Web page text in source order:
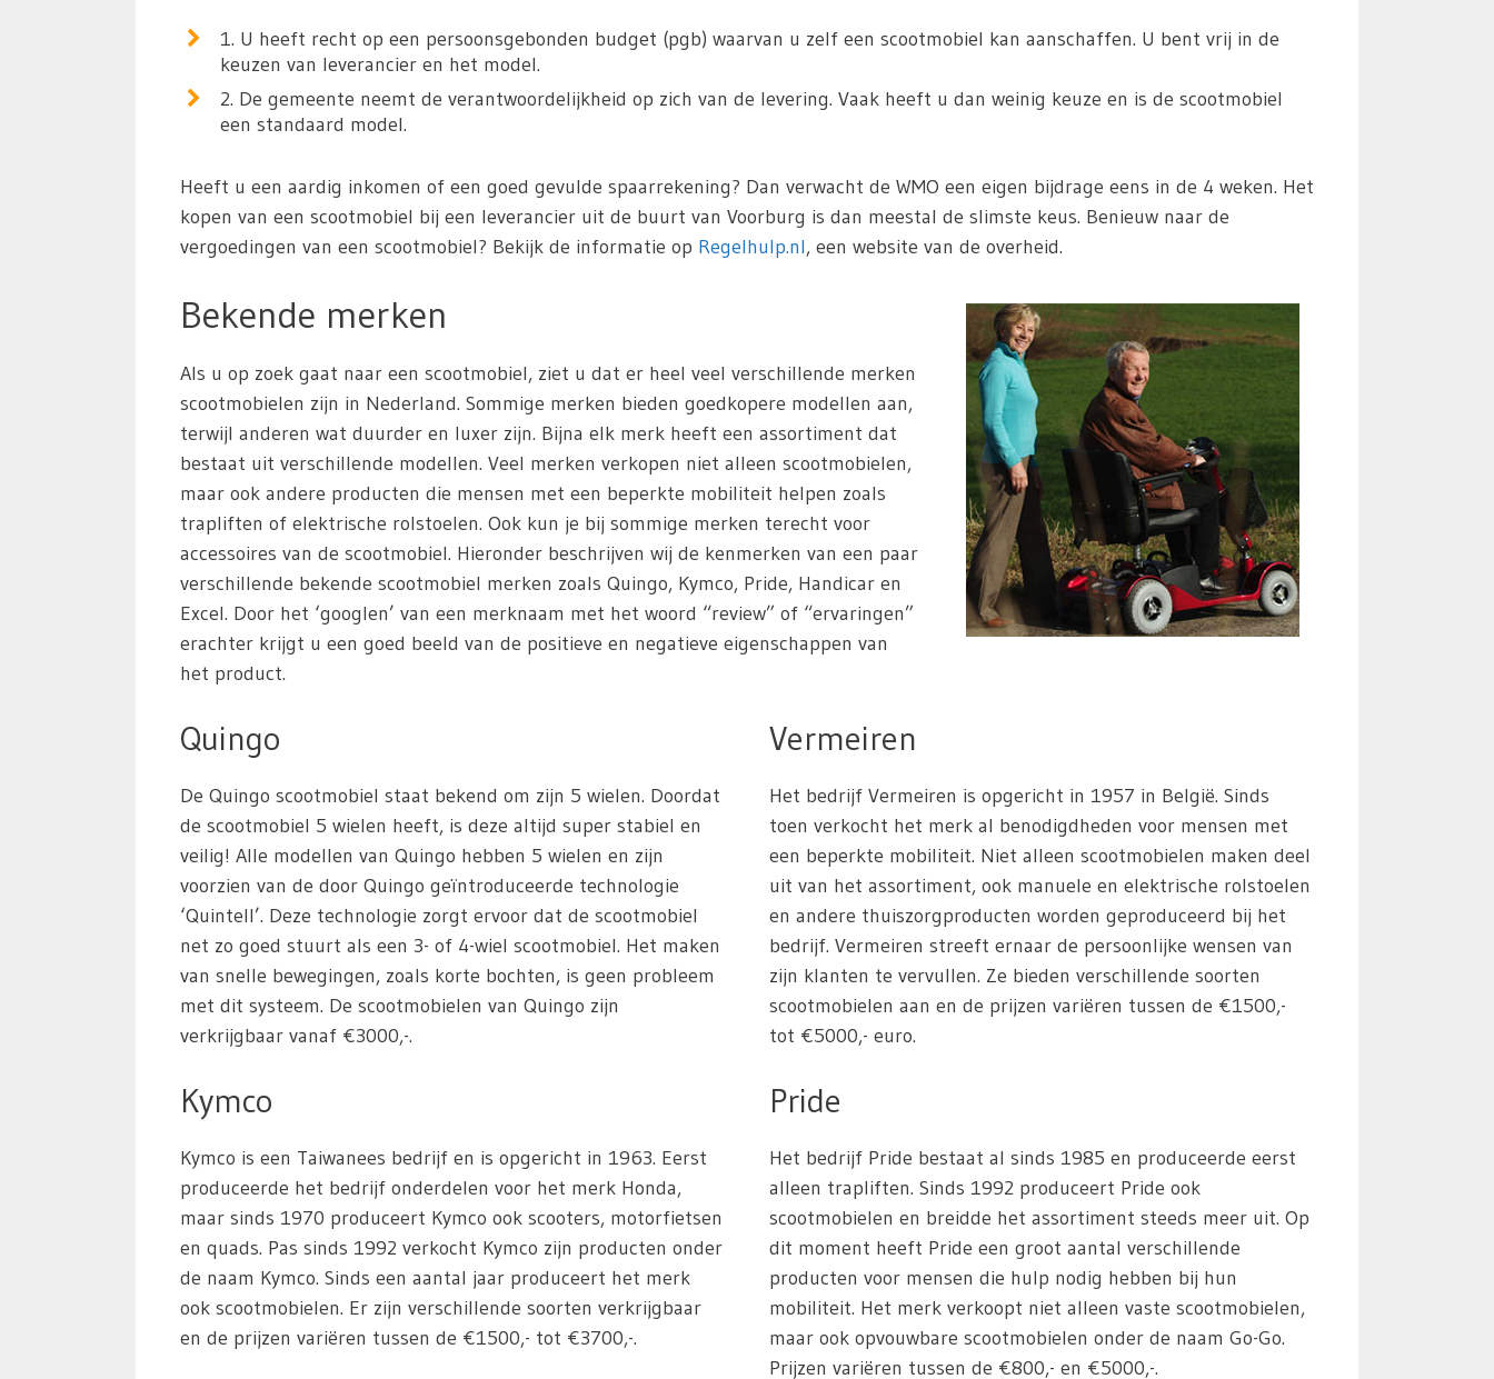
1. U heeft recht op een persoonsgebonden budget (pgb) waarvan u zelf een scootmobiel kan aanschaffen. U bent vrij in de
keuzen van leverancier en het model.
2. De gemeente neemt de verantwoordelijkheid op zich van de levering. Vaak heeft u dan weinig keuze en is de scootmobiel
een standaard model.
Heeft u een aardig inkomen of een goed gevulde spaarrekening? Dan verwacht de WMO een eigen bijdrage eens in de 4 weken. Het
kopen van een scootmobiel bij een leverancier uit de buurt van Voorburg is dan meestal de slimste keus. Benieuw naar de
vergoedingen van een scootmobiel? Bekijk de informatie op Regelhulp.nl, een website van de overheid.
Bekende merken
Als u op zoek gaat naar een scootmobiel, ziet u dat er heel veel verschillende merken
scootmobielen zijn in Nederland. Sommige merken bieden goedkopere modellen aan,
terwijl anderen wat duurder en luxer zijn. Bijna elk merk heeft een assortiment dat
bestaat uit verschillende modellen. Veel merken verkopen niet alleen scootmobielen,
maar ook andere producten die mensen met een beperkte mobiliteit helpen zoals
trapliften of elektrische rolstoelen. Ook kun je bij sommige merken terecht voor
accessoires van de scootmobiel. Hieronder beschrijven wij de kenmerken van een paar
verschillende bekende scootmobiel merken zoals Quingo, Kymco, Pride, Handicar en
Excel. Door het ‘googlen’ van een merknaam met het woord “review” of “ervaringen”
erachter krijgt u een goed beeld van de positieve en negatieve eigenschappen van
het product.
Quingo
De Quingo scootmobiel staat bekend om zijn 5 wielen. Doordat
de scootmobiel 5 wielen heeft, is deze altijd super stabiel en
veilig! Alle modellen van Quingo hebben 5 wielen en zijn
voorzien van de door Quingo geïntroduceerde technologie
‘Quintell’. Deze technologie zorgt ervoor dat de scootmobiel
net zo goed stuurt als een 3- of 4-wiel scootmobiel. Het maken
van snelle bewegingen, zoals korte bochten, is geen probleem
met dit systeem. De scootmobielen van Quingo zijn
verkrijgbaar vanaf €3000,-.
Vermeiren
Het bedrijf Vermeiren is opgericht in 1957 in België. Sinds
toen verkocht het merk al benodigdheden voor mensen met
een beperkte mobiliteit. Niet alleen scootmobielen maken deel
uit van het assortiment, ook manuele en elektrische rolstoelen
en andere thuiszorgproducten worden geproduceerd bij het
bedrijf. Vermeiren streeft ernaar de persoonlijke wensen van
zijn klanten te vervullen. Ze bieden verschillende soorten
scootmobielen aan en de prijzen variëren tussen de €1500,-
tot €5000,- euro.
Kymco
Kymco is een Taiwanees bedrijf en is opgericht in 1963. Eerst
produceerde het bedrijf onderdelen voor het merk Honda,
maar sinds 1970 produceert Kymco ook scooters, motorfietsen
en quads. Pas sinds 1992 verkocht Kymco zijn producten onder
de naam Kymco. Sinds een aantal jaar produceert het merk
ook scootmobielen. Er zijn verschillende soorten verkrijgbaar
en de prijzen variëren tussen de €1500,- tot €3700,-.
Pride
Het bedrijf Pride bestaat al sinds 1985 en produceerde eerst
alleen trapliften. Sinds 1992 produceert Pride ook
scootmobielen en breidde het assortiment steeds meer uit. Op
dit moment heeft Pride een groot aantal verschillende
producten voor mensen die hulp nodig hebben bij hun
mobiliteit. Het merk verkoopt niet alleen vaste scootmobielen,
maar ook opvouwbare scootmobielen onder de naam Go-Go.
Prijzen variëren tussen de €800,- en €5000,-.